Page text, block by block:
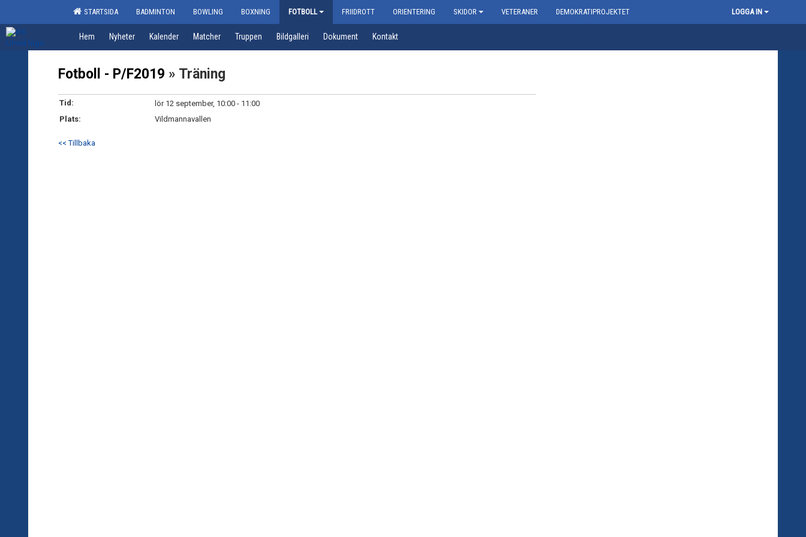
STARTSIDA BADMINTON BOWLING BOXNING FOTBOLL FRIIDROTT ORIENTERING SKIDOR VETERANER DEMOKRATIPROJEKTET LOGGA IN
Hem Nyheter Kalender Matcher Truppen Bildgalleri Dokument Kontakt
Fotboll - P/F2019 » Träning
Tid:
lör 12 september, 10:00 - 11:00
Plats:
Vildmannavallen
<< Tillbaka